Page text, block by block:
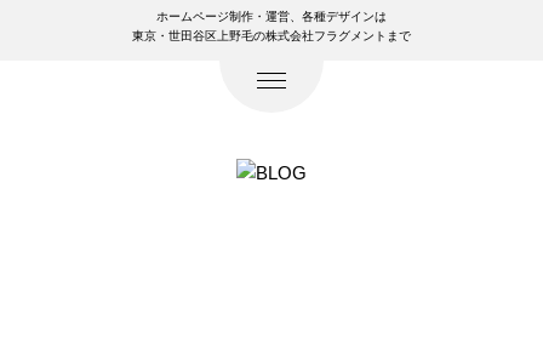
ホームページ制作・運営、各種デザインは
東京・世田谷区上野毛の株式会社フラグメントまで